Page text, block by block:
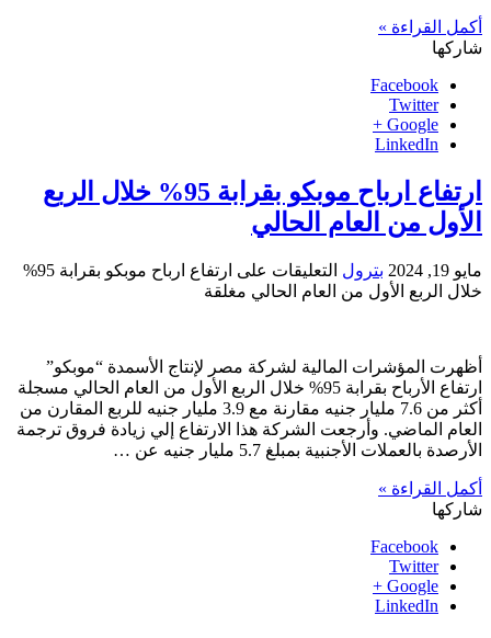
أكمل القراءة »
شاركها
Facebook
Twitter
Google +
LinkedIn
ارتفاع ارباح موبكو بقرابة 95% خلال الربع
الأول من العام الحالي
مايو 19, 2024 بترول التعليقات
على ارتفاع ارباح موبكو بقرابة 95%
خلال الربع الأول من العام الحالي مغلقة
أظهرت المؤشرات المالية لشركة مصر لإنتاج الأسمدة “موبكو”
ارتفاع الأرباح بقرابة 95% خلال الربع الأول من العام الحالي مسجلة
أكثر من 7.6 مليار جنيه مقارنة مع 3.9 مليار جنيه للربع المقارن من
العام الماضي. وأرجعت الشركة هذا الارتفاع إلي زيادة فروق ترجمة
الأرصدة بالعملات الأجنبية بمبلغ 5.7 مليار جنيه عن …
أكمل القراءة »
شاركها
Facebook
Twitter
Google +
LinkedIn